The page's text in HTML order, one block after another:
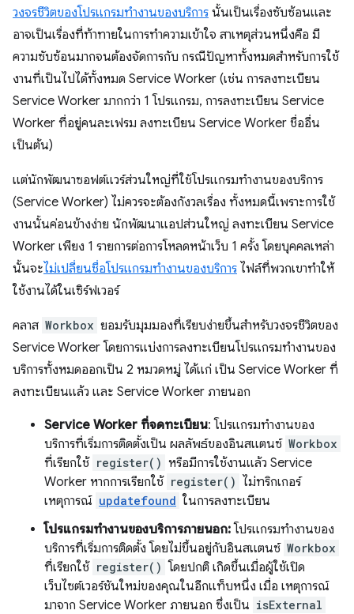
วงจรชีวิตของโปรแกรมทำงานของบริการ นั้นเป็นเรื่องซับซ้อนและ
อาจเป็นเรื่องที่ท้าทายในการทำความเข้าใจ สาเหตุส่วนหนึ่งคือ มี
ความซับซ้อนมากจนต้องจัดการกับ กรณีปัญหาทั้งหมดสำหรับการใช้
งานที่เป็นไปได้ทั้งหมด Service Worker (เช่น การลงทะเบียน
Service Worker มากกว่า 1 โปรแกรม, การลงทะเบียน Service
Worker ที่อยู่คนละเฟรม ลงทะเบียน Service Worker ชื่ออื่น
เป็นต้น)
แต่นักพัฒนาซอฟต์แวร์ส่วนใหญ่ที่ใช้โปรแกรมทำงานของบริการ
(Service Worker) ไม่ควรจะต้องกังวลเรื่อง ทั้งหมดนี้เพราะการใช้
งานนั้นค่อนข้างง่าย นักพัฒนาแอปส่วนใหญ่ ลงทะเบียน Service
Worker เพียง 1 รายการต่อการโหลดหน้าเว็บ 1 ครั้ง โดยบุคคลเหล่า
นั้นจะไม่เปลี่ยนชื่อโปรแกรมทำงานของบริการ ไฟล์ที่พวกเขาทำให้
ใช้งานได้ในเซิร์ฟเวอร์
คลาส Workbox ยอมรับมุมมองที่เรียบง่ายขึ้นสำหรับวงจรชีวิตของ
Service Worker โดยการแบ่งการลงทะเบียนโปรแกรมทำงานของ
บริการทั้งหมดออกเป็น 2 หมวดหมู่ ได้แก่ เป็น Service Worker ที่
ลงทะเบียนแล้ว และ Service Worker ภายนอก
Service Worker ที่จดทะเบียน: โปรแกรมทำงานของ
บริการที่เริ่มการติดตั้งเป็น ผลลัพธ์ของอินสแตนซ์ Workbox
ที่เรียกใช้ register() หรือมีการใช้งานแล้ว Service
Worker หากการเรียกใช้ register() ไม่ทริกเกอร์
เหตุการณ์ updatefound ในการลงทะเบียน
โปรแกรมทำงานของบริการภายนอก: โปรแกรมทำงานของ
บริการที่เริ่มการติดตั้ง โดยไม่ขึ้นอยู่กับอินสแตนซ์ Workbox
ที่เรียกใช้ register() โดยปกติ เกิดขึ้นเมื่อผู้ใช้เปิด
เว็บไซต์เวอร์ชันใหม่ของคุณในอีกแท็บหนึ่ง เมื่อ เหตุการณ์
มาจาก Service Worker ภายนอก ซึ่งเป็น isExternal